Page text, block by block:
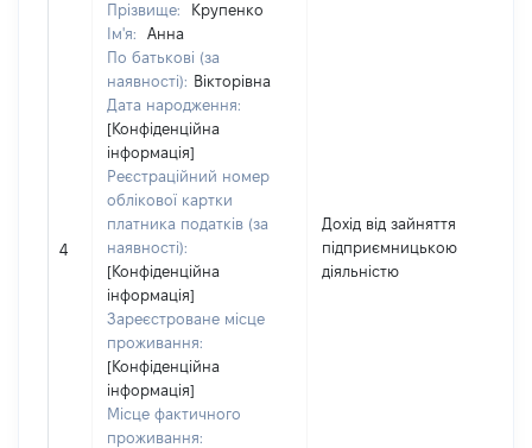
4
Прізвище:
Крупенко
Ім'я:
Анна
По батькові (за
наявності): Вікторівна
Дата народження:
[Конфіденційна
інформація]
Реєстраційний номер
облікової картки
платника податків (за
наявності):
[Конфіденційна
інформація]
Зареєстроване місце
проживання:
[Конфіденційна
інформація]
Місце фактичного
проживання:
Дохід від зайняття
підприємницькою
діяльністю